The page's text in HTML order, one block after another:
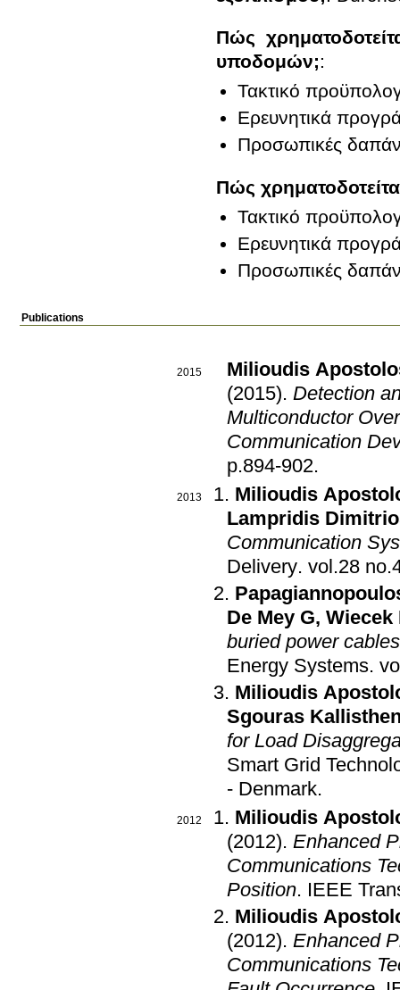
Πώς
υποδομών;:
Τακτικό
Ερευνητικά
Προσωπικές
Πώς
Τακτικό
Ερευνητικά
Προσωπικές
Publications
2015
Milioudis
(2015). Detection
Multiconductor
Communication
p.894-902.
2013
Milioudis
Lampridis
Communication
Delivery.
De Mey G, Wiecek
buried power cables
Energy Systems.
Milioudis
Sgouras
for Load
Smart Grid
- Denmark.
2012
Milioudis
(2012). Enhanced
Communications
Position. IEEE
Milioudis
(2012). Enhanced
Communications